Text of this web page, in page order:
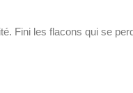
Fini les flacons qui se